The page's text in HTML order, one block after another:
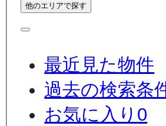
他のエリアで探す
最近見た物件
過去の検索条
お気に入り 0